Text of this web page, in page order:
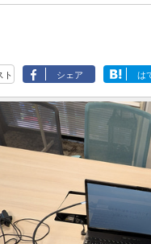
ト シェア は